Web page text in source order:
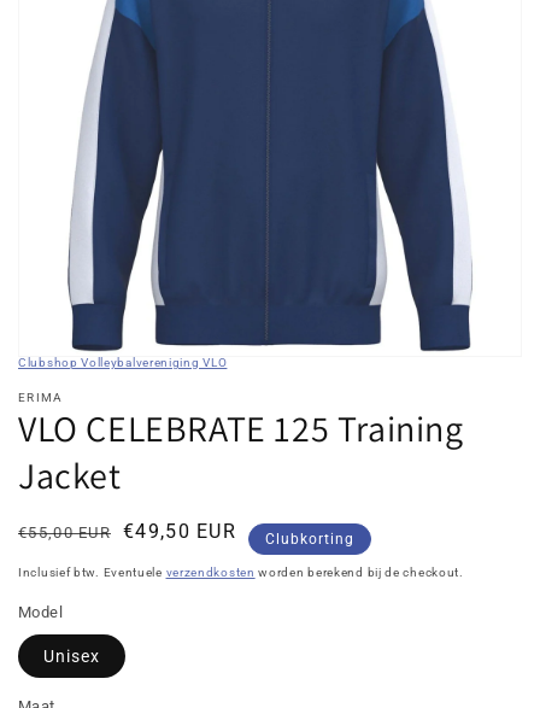
galerieweergave
Clubshop Volleybalvereniging VLO
ERIMA
VLO CELEBRATE 125 Training
Jacket
Normale
€55,00 EUR
Kortingsprijs€49,50 EUR Clubkorting
Inclusief btw. Eventuele verzendkosten worden berekend bij de checkout.
Model
Unisex